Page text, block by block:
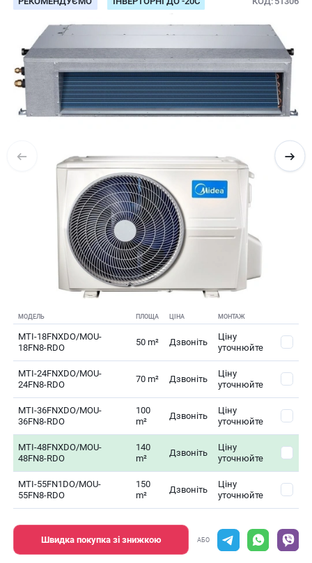
МОДЕЛЬ ПЛОЩА ЦІНА МОНТАЖ
MTI-18FNXDO/MOU-
18FN8-RDO
50 m² Дзвоніть
Ціну
уточнюйте
MTI-24FNXDO/MOU-
24FN8-RDO
70 m² Дзвоніть
Ціну
уточнюйте
MTI-36FNXDO/MOU-
36FN8-RDO
100
m²
Дзвоніть
Ціну
уточнюйте
MTI-48FNXDO/MOU-
48FN8-RDO
140
m²
Дзвоніть
Ціну
уточнюйте
MTI-55FN1DO/MOU-
55FN8-RDO
150
m²
Дзвоніть
Ціну
уточнюйте
Швидка покупка зі знижкою АБО